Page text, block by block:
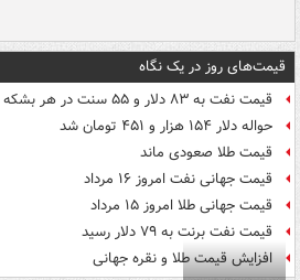
قیمت‌های روز در یک نگاه
قیمت نفت به ۸۳ دلار و ۵۵ سنت در هر بشکه رسید
حواله دلار ۱۵۴ هزار و ۴۵۱ تومان شد
قیمت طلا صعودی ماند
قیمت جهانی نفت امروز ۱۶ مرداد
قیمت جهانی طلا امروز ۱۵ مرداد
قیمت نفت برنت به ۷۹ دلار رسید
افزایش قیمت طلا و نقره جهانی